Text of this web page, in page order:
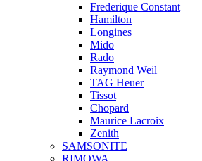
Frederique Constant
Hamilton
Longines
Mido
Rado
Raymond Weil
TAG Heuer
Tissot
Chopard
Maurice Lacroix
Zenith
SAMSONITE
RIMOWA